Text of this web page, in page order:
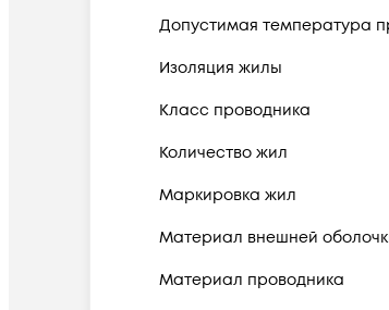
Допустимая температура
Изоляция жилы
Класс проводника
Количество жил
Маркировка жил
Материал внешней
Материал проводника